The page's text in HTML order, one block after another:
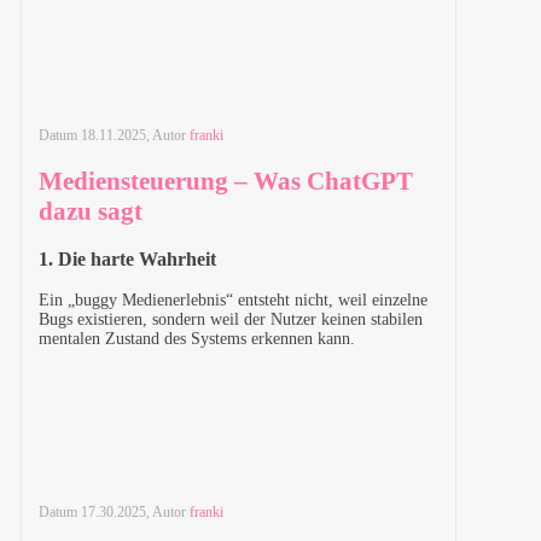
Datum 18.11.2025, Autor franki
Mediensteuerung – Was ChatGPT
dazu sagt
1. Die harte Wahrheit
Ein „buggy Medienerlebnis“ entsteht nicht, weil einzelne
Bugs existieren, sondern weil der Nutzer keinen stabilen
mentalen Zustand des Systems erkennen kann.
Datum 17.30.2025, Autor franki